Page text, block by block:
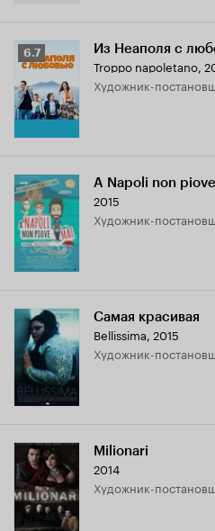
Рейтинг
Кинопоиска
6.7
6.7 Из Неаполя с
Troppo napoletano,
Художник-
A Napoli non
2015
Художник-
Самая красивая
Bellissima, 2015
Художник-
Milionari
2014
Художник-